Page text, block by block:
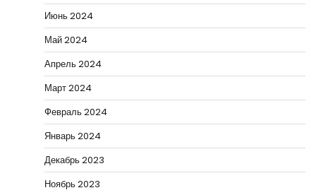
Июнь 2024
Май 2024
Апрель 2024
Март 2024
Февраль 2024
Январь 2024
Декабрь 2023
Ноябрь 2023